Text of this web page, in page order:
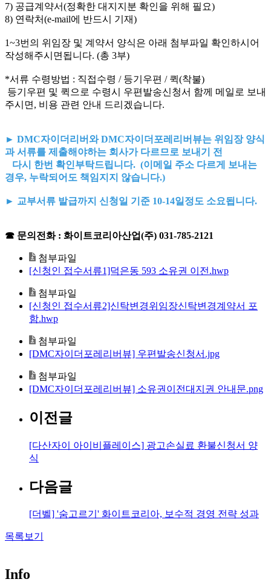
7) 공급계약서(정확한 대지지분 확인을 위해 필요)
8) 연락처(e-mail에 반드시 기재)
1~3번의 위임장 및 계약서 양식은 아래 첨부파일 확인하시어
작성해주시면됩니다. (총 3부)
*서류 수령방법 : 직접수령 / 등기우편 / 퀵(착불)
등기우편 및 퀵으로 수령시 우편발송신청서 함께 메일로 보내
주시면, 비용 관련 안내 드리겠습니다.
► DMC자이더리버와 DMC자이더포레리버뷰는 위임장 양식
과 서류를 제출해야하는 회사가 다르므로 보내기 전
다시 한번 확인부탁드립니다. (이메일 주소 다르게 보내는
경우, 누락되어도 책임지지 않습니다.)
► 교부서류 발급까지 신청일 기준 10-14일정도 소요됩니다.
☎ 문의전화 : 화이트코리아산업(주) 031-785-2121
첨부파일
[신청인 접수서류1]덕은동 593 소유권 이전.hwp
첨부파일
[신청인 접수서류2]신탁변경위임장신탁변경계약서 포
함.hwp
첨부파일
[DMC자이더포레리버뷰] 우편발송신청서.jpg
첨부파일
[DMC자이더포레리버뷰] 소유권이전대지권 안내문.png
이전글
[다산자이 아이비플레이스] 광고손실료 환불신청서 양
식
다음글
[더벨] '숨고르기' 화이트코리아, 보수적 경영 전략 성과
목록보기
Info